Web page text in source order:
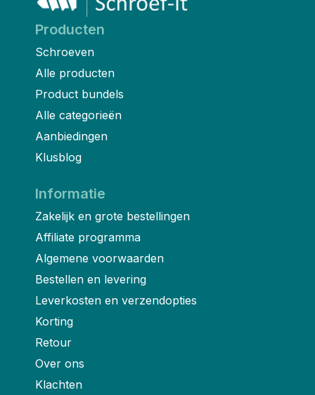
Producten
Schroeven
Alle producten
Product bundels
Alle categorieën
Aanbiedingen
Klusblog
Informatie
Zakelijk en grote bestellingen
Affiliate programma
Algemene voorwaarden
Bestellen en levering
Leverkosten en verzendopties
Korting
Retour
Over ons
Klachten